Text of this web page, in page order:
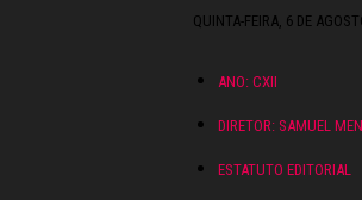
QUINTA-FEIRA, 6 DE
ANO: CXII
DIRETOR: SAMUEL
ESTATUTO EDITORIAL